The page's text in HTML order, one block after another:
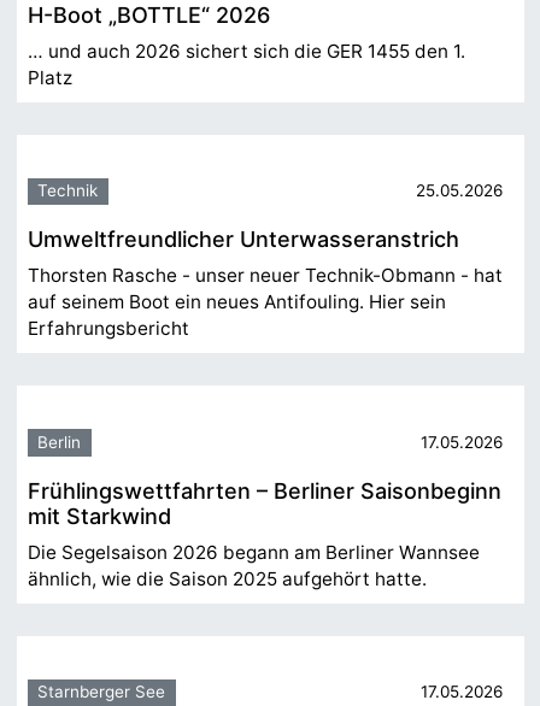
H-Boot „BOTTLE“ 2026
… und auch 2026 sichert sich die GER 1455 den 1.
Platz
Technik 25.05.2026
Umweltfreundlicher Unterwasseranstrich
Thorsten Rasche - unser neuer Technik-Obmann - hat
auf seinem Boot ein neues Antifouling. Hier sein
Erfahrungsbericht
Berlin 17.05.2026
Frühlingswettfahrten – Berliner Saisonbeginn
mit Starkwind
Die Segelsaison 2026 begann am Berliner Wannsee
ähnlich, wie die Saison 2025 aufgehört hatte.
Starnberger See 17.05.2026